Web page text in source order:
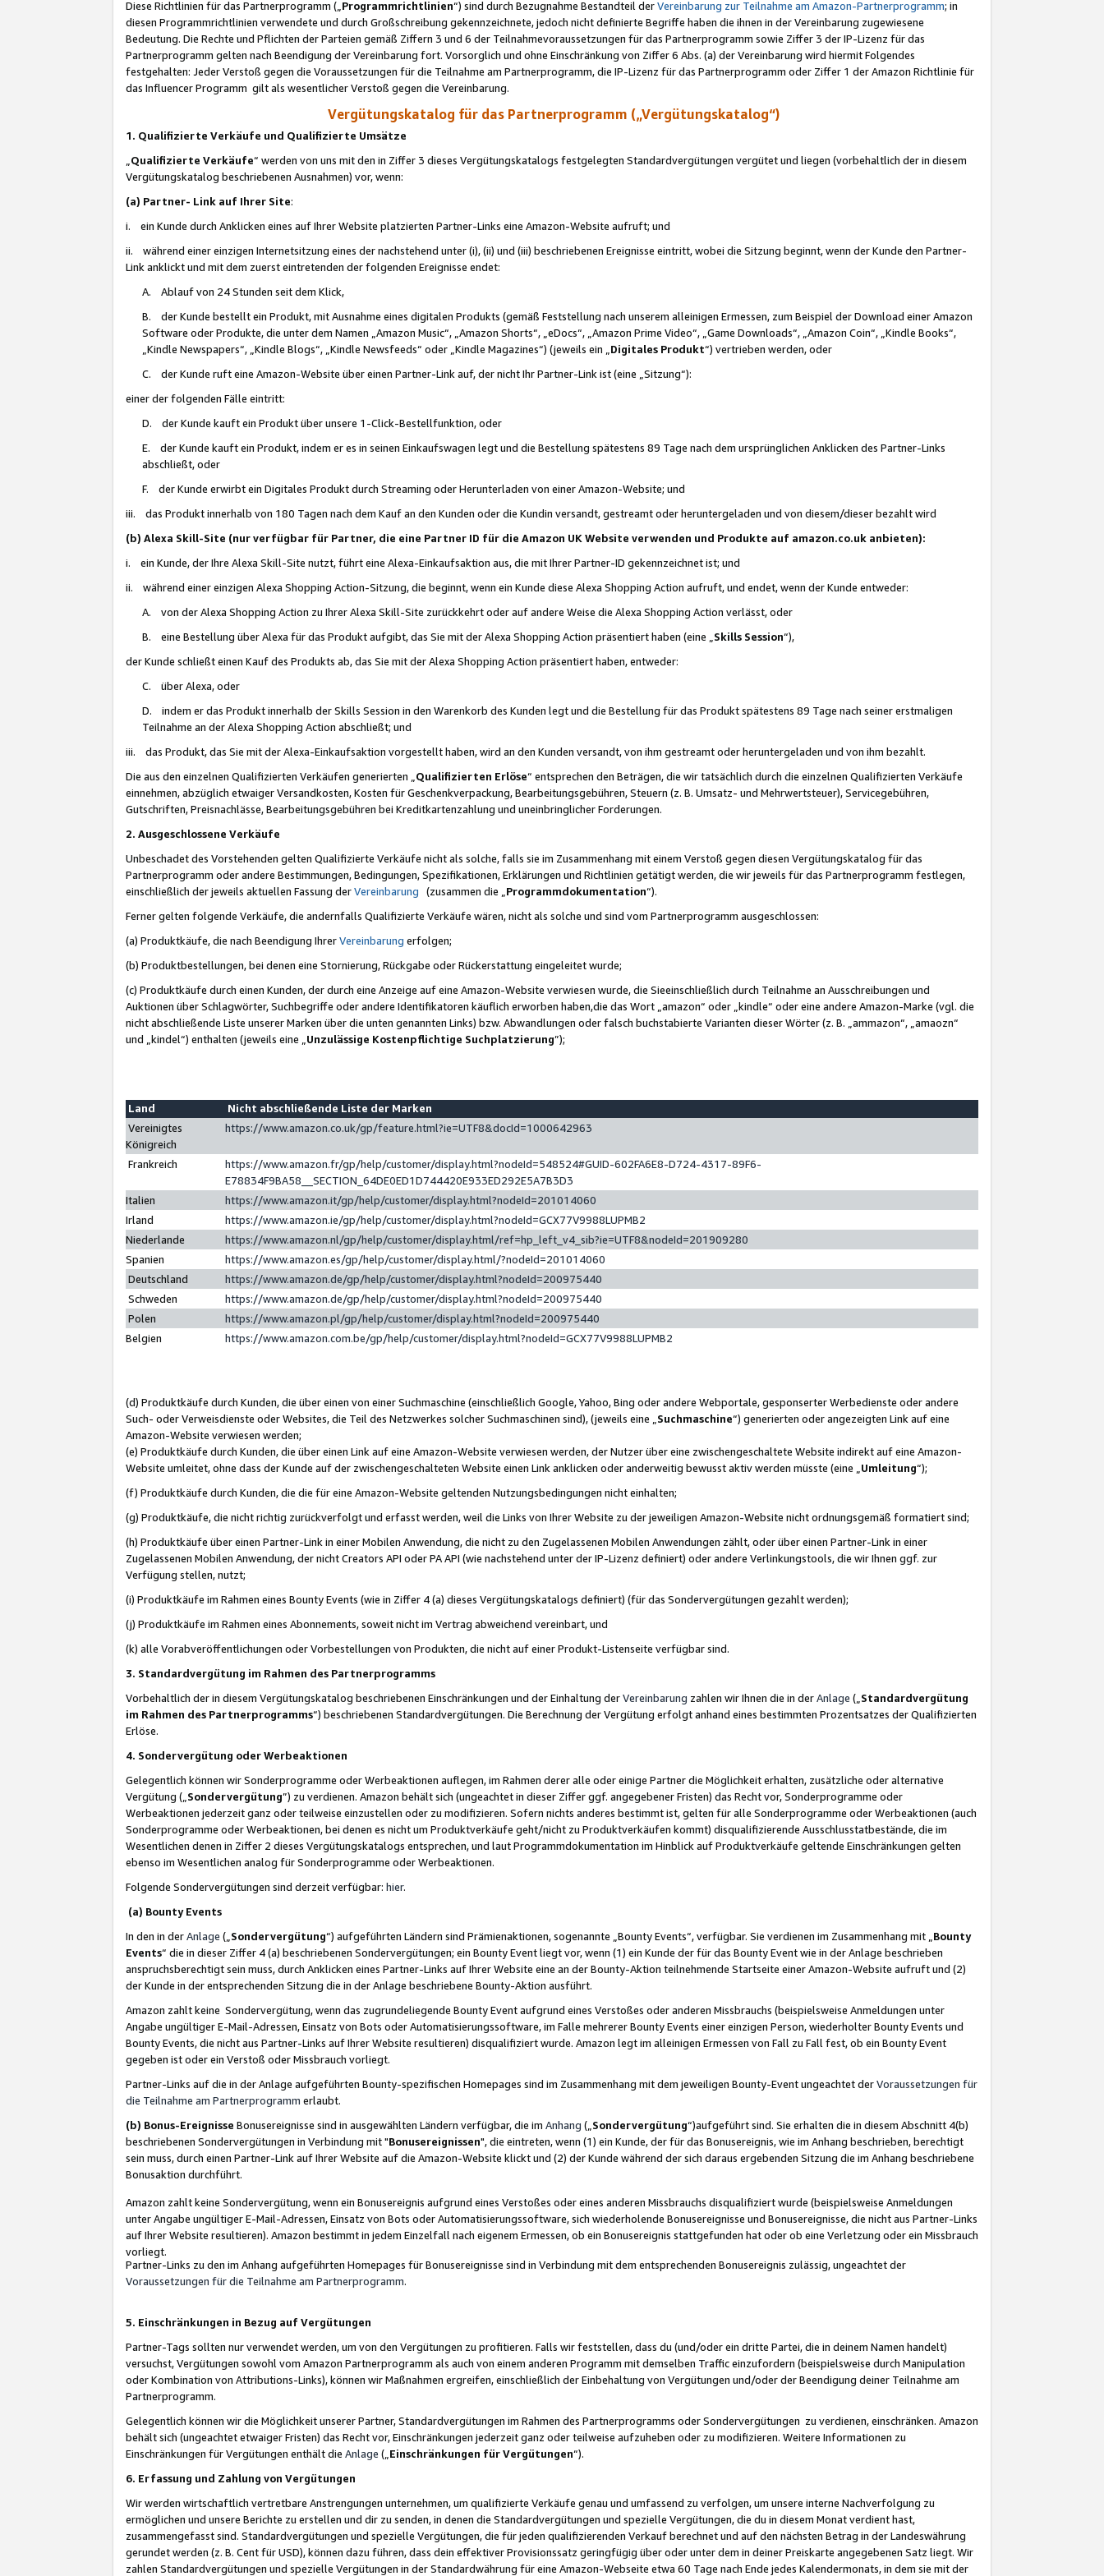
Diese Richtlinien für das Partnerprogramm („Programmrichtlinien“) sind durch Bezugnahme Bestandteil derVereinbarung zur Teilnahme am Amazon-Partnerprogramm; in
diesen Programmrichtlinien verwendete und durch Großschreibung gekennzeichnete, jedoch nicht definierte Begriffe haben die ihnen in der Vereinbarung zugewiesene
Bedeutung. Die Rechte und Pflichten der Parteien gemäß Ziffern 3 und 6 der Teilnahmevoraussetzungen für das Partnerprogramm sowie Ziffer 3 der IP-Lizenz für das
Partnerprogramm gelten nach Beendigung der Vereinbarung fort. Vorsorglich und ohne Einschränkung von Ziffer 6 Abs. (a) der Vereinbarung wird hiermit Folgendes
festgehalten: Jeder Verstoß gegen die Voraussetzungen für die Teilnahme am Partnerprogramm, die IP-Lizenz für das Partnerprogramm oder Ziffer 1 der Amazon Richtlinie für
das Influencer Programm gilt als wesentlicher Verstoß gegen die Vereinbarung.
Vergütungskatalog für das Partnerprogramm („Vergütungskatalog“)
1. Qualifizierte Verkäufe und Qualifizierte Umsätze
Qualifizierte Verkäufe“ werden von uns mit den in Ziffer 3 dieses Vergütungskatalogs festgelegten Standardvergütungen vergütet und liegen (vorbehaltlich der in diesem
Vergütungskatalog beschriebenen Ausnahmen) vor, wenn:
(a) Partner- Link auf Ihrer Site:
i. ein Kunde durch Anklicken eines auf Ihrer Website platzierten Partner-Links eine Amazon-Website aufruft; und
ii. während einer einzigen Internetsitzung eines der nachstehend unter (i), (ii) und (iii) beschriebenen Ereignisse eintritt, wobei die Sitzung beginnt, wenn der Kunde den Partner-
Link anklickt und mit dem zuerst eintretenden der folgenden Ereignisse endet:
A. Ablauf von 24 Stunden seit dem Klick,
B. der Kunde bestellt ein Produkt, mit Ausnahme eines digitalen Produkts (gemäß Feststellung nach unserem alleinigen Ermessen, zum Beispiel der Download einer Amazon
Software oder Produkte, die unter dem Namen „Amazon Music“, „Amazon Shorts“, „eDocs“, „Amazon Prime Video“, „Game Downloads“, „Amazon Coin“, „Kindle Books“,
„Kindle Newspapers“, „Kindle Blogs“, „Kindle Newsfeeds“ oder „Kindle Magazines“) (jeweils ein „ Digitales Produkt“) vertrieben werden, oder
C. der Kunde ruft eine Amazon-Website über einen Partner-Link auf, der nicht Ihr Partner-Link ist (eine „Sitzung“):
einer der folgenden Fälle eintritt:
D. der Kunde kauft ein Produkt über unsere 1-Click-Bestellfunktion, oder
E. der Kunde kauft ein Produkt, indem er es in seinen Einkaufswagen legt und die Bestellung spätestens 89 Tage nach dem ursprünglichen Anklicken des Partner-Links
abschließt, oder
F. der Kunde erwirbt ein Digitales Produkt durch Streaming oder Herunterladen von einer Amazon-Website; und
iii. das Produkt innerhalb von 180 Tagen nach dem Kauf an den Kunden oder die Kundin versandt, gestreamt oder heruntergeladen und von diesem/dieser bezahlt wird
(b) Alexa Skill-Site (nur verfügbar für Partner, die eine Partner ID für die Amazon UK Website verwenden und Produkte auf amazon.co.uk anbieten):
i. ein Kunde, der Ihre Alexa Skill-Site nutzt, führt eine Alexa-Einkaufsaktion aus, die mit Ihrer Partner-ID gekennzeichnet ist; und
ii. während einer einzigen Alexa Shopping Action-Sitzung, die beginnt, wenn ein Kunde diese Alexa Shopping Action aufruft, und endet, wenn der Kunde entweder:
A. von der Alexa Shopping Action zu Ihrer Alexa Skill-Site zurückkehrt oder auf andere Weise die Alexa Shopping Action verlässt, oder
B. eine Bestellung über Alexa für das Produkt aufgibt, das Sie mit der Alexa Shopping Action präsentiert haben (eine „ Skills Session“),
der Kunde schließt einen Kauf des Produkts ab, das Sie mit der Alexa Shopping Action präsentiert haben, entweder:
C. über Alexa, oder
D. indem er das Produkt innerhalb der Skills Session in den Warenkorb des Kunden legt und die Bestellung für das Produkt spätestens 89 Tage nach seiner erstmaligen
Teilnahme an der Alexa Shopping Action abschließt; und
iii. das Produkt, das Sie mit der Alexa-Einkaufsaktion vorgestellt haben, wird an den Kunden versandt, von ihm gestreamt oder heruntergeladen und von ihm bezahlt.
Die aus den einzelnen Qualifizierten Verkäufen generierten „ Qualifizierten Erlöse“ entsprechen den Beträgen, die wir tatsächlich durch die einzelnen Qualifizierten Verkäufe
einnehmen, abzüglich etwaiger Versandkosten, Kosten für Geschenkverpackung, Bearbeitungsgebühren, Steuern (z. B. Umsatz- und Mehrwertsteuer), Servicegebühren,
Gutschriften, Preisnachlässe, Bearbeitungsgebühren bei Kreditkartenzahlung und uneinbringlicher Forderungen.
2. Ausgeschlossene Verkäufe
Unbeschadet des Vorstehenden gelten Qualifizierte Verkäufe nicht als solche, falls sie im Zusammenhang mit einem Verstoß gegen diesen Vergütungskatalog für das
Partnerprogramm oder andere Bestimmungen, Bedingungen, Spezifikationen, Erklärungen und Richtlinien getätigt werden, die wir jeweils für das Partnerprogramm festlegen,
einschließlich der jeweils aktuellen Fassung derVereinbarung (zusammen die „ Programmdokumentation“).
Ferner gelten folgende Verkäufe, die andernfalls Qualifizierte Verkäufe wären, nicht als solche und sind vom Partnerprogramm ausgeschlossen:
(a) Produktkäufe, die nach Beendigung IhrerVereinbarung erfolgen;
(b) Produktbestellungen, bei denen eine Stornierung, Rückgabe oder Rückerstattung eingeleitet wurde;
(c) Produktkäufe durch einen Kunden, der durch eine Anzeige auf eine Amazon-Website verwiesen wurde, die Sieeinschließlich durch Teilnahme an Ausschreibungen und
Auktionen über Schlagwörter, Suchbegriffe oder andere Identifikatoren käuflich erworben haben,die das Wort „amazon“ oder „kindle“ oder eine andere Amazon-Marke (vgl. die
nicht abschließende Liste unserer Marken über die unten genannten Links) bzw. Abwandlungen oder falsch buchstabierte Varianten dieser Wörter (z. B. „ammazon“, „amaozn“
und „kindel“) enthalten (jeweils eine „ Unzulässige Kostenpflichtige Suchplatzierung”);
Land
Nicht abschließende Liste der Marken
Vereinigtes
Königreich
https://www.amazon.co.uk/gp/feature.html?ie=UTF8&docId=1000642963
Frankreich
https://www.amazon.fr/gp/help/customer/display.html?nodeId=548524#GUID-602FA6E8-D724-4317-89F6-
E78834F9BA58__SECTION_64DE0ED1D744420E933ED292E5A7B3D3
Italien
https://www.amazon.it/gp/help/customer/display.html?nodeId=201014060
Irland
https://www.amazon.ie/gp/help/customer/display.html?nodeId=GCX77V9988LUPMB2
Niederlande
https://www.amazon.nl/gp/help/customer/display.html/ref=hp_left_v4_sib?ie=UTF8&nodeId=201909280
Spanien
https://www.amazon.es/gp/help/customer/display.html/?nodeId=201014060
Deutschland
https://www.amazon.de/gp/help/customer/display.html?nodeId=200975440
Schweden
https://www.amazon.de/gp/help/customer/display.html?nodeId=200975440
Polen
https://www.amazon.pl/gp/help/customer/display.html?nodeId=200975440
Belgien
https://www.amazon.com.be/gp/help/customer/display.html?nodeId=GCX77V9988LUPMB2
(d) Produktkäufe durch Kunden, die über einen von einer Suchmaschine (einschließlich Google, Yahoo, Bing oder andere Webportale, gesponserter Werbedienste oder andere
Such- oder Verweisdienste oder Websites, die Teil des Netzwerkes solcher Suchmaschinen sind), (jeweils eine „ Suchmaschine“) generierten oder angezeigten Link auf eine
Amazon-Website verwiesen werden;
(e) Produktkäufe durch Kunden, die über einen Link auf eine Amazon-Website verwiesen werden, der Nutzer über eine zwischengeschaltete Website indirekt auf eine Amazon-
Website umleitet, ohne dass der Kunde auf der zwischengeschalteten Website einen Link anklicken oder anderweitig bewusst aktiv werden müsste (eine „ Umleitung“);
(f) Produktkäufe durch Kunden, die die für eine Amazon-Website geltenden Nutzungsbedingungen nicht einhalten;
(g) Produktkäufe, die nicht richtig zurückverfolgt und erfasst werden, weil die Links von Ihrer Website zu der jeweiligen Amazon-Website nicht ordnungsgemäß formatiert sind;
(h) Produktkäufe über einen Partner-Link in einer Mobilen Anwendung, die nicht zu den Zugelassenen Mobilen Anwendungen zählt, oder über einen Partner-Link in einer
Zugelassenen Mobilen Anwendung, der nicht Creators API oder PA API (wie nachstehend unter der IP-Lizenz definiert) oder andere Verlinkungstools, die wir Ihnen ggf. zur
Verfügung stellen, nutzt;
(i) Produktkäufe im Rahmen eines Bounty Events (wie in Ziffer 4 (a) dieses Vergütungskatalogs definiert) (für das Sondervergütungen gezahlt werden);
(j) Produktkäufe im Rahmen eines Abonnements, soweit nicht im Vertrag abweichend vereinbart, und
(k) alle Vorabveröffentlichungen oder Vorbestellungen von Produkten, die nicht auf einer Produkt-Listenseite verfügbar sind.
3. Standardvergütung im Rahmen des Partnerprogramms
Vorbehaltlich der in diesem Vergütungskatalog beschriebenen Einschränkungen und der Einhaltung derVereinbarung zahlen wir Ihnen die in derAnlage („ Standardvergütung
im Rahmen des Partnerprogramms“) beschriebenen Standardvergütungen. Die Berechnung der Vergütung erfolgt anhand eines bestimmten Prozentsatzes der Qualifizierten
Erlöse.
4. Sondervergütung oder Werbeaktionen
Gelegentlich können wir Sonderprogramme oder Werbeaktionen auflegen, im Rahmen derer alle oder einige Partner die Möglichkeit erhalten, zusätzliche oder alternative
Vergütung („ Sondervergütung”) zu verdienen. Amazon behält sich (ungeachtet in dieser Ziffer ggf. angegebener Fristen) das Recht vor, Sonderprogramme oder
Werbeaktionen jederzeit ganz oder teilweise einzustellen oder zu modifizieren. Sofern nichts anderes bestimmt ist, gelten für alle Sonderprogramme oder Werbeaktionen (auch
Sonderprogramme oder Werbeaktionen, bei denen es nicht um Produktverkäufe geht/nicht zu Produktverkäufen kommt) disqualifizierende Ausschlusstatbestände, die im
Wesentlichen denen in Ziffer 2 dieses Vergütungskatalogs entsprechen, und laut Programmdokumentation im Hinblick auf Produktverkäufe geltende Einschränkungen gelten
ebenso im Wesentlichen analog für Sonderprogramme oder Werbeaktionen.
Folgende Sondervergütungen sind derzeit verfügbar: hier.
(a) Bounty Events
In den in derAnlage („ Sondervergütung“) aufgeführten Ländern sind Prämienaktionen, sogenannte „Bounty Events“, verfügbar. Sie verdienen im Zusammenhang mit „ Bounty
Events“ die in dieser Ziffer 4 (a) beschriebenen Sondervergütungen; ein Bounty Event liegt vor, wenn (1) ein Kunde der für das Bounty Event wie in der Anlage beschrieben
anspruchsberechtigt sein muss, durch Anklicken eines Partner-Links auf Ihrer Website eine an der Bounty-Aktion teilnehmende Startseite einer Amazon-Website aufruft und (2)
der Kunde in der entsprechenden Sitzung die in der Anlage beschriebene Bounty-Aktion ausführt.
Amazon zahlt keine Sondervergütung, wenn das zugrundeliegende Bounty Event aufgrund eines Verstoßes oder anderen Missbrauchs (beispielsweise Anmeldungen unter
Angabe ungültiger E-Mail-Adressen, Einsatz von Bots oder Automatisierungssoftware, im Falle mehrerer Bounty Events einer einzigen Person, wiederholter Bounty Events und
Bounty Events, die nicht aus Partner-Links auf Ihrer Website resultieren) disqualifiziert wurde. Amazon legt im alleinigen Ermessen von Fall zu Fall fest, ob ein Bounty Event
gegeben ist oder ein Verstoß oder Missbrauch vorliegt.
Partner-Links auf die in der Anlage aufgeführten Bounty-spezifischen Homepages sind im Zusammenhang mit dem jeweiligen Bounty-Event ungeachtet derVoraussetzungen für
die Teilnahme am Partnerprogramm erlaubt.
(b) Bonus-Ereignisse Bonusereignisse sind in ausgewählten Ländern verfügbar, die im Anhang („ Sondervergütung“)aufgeführt sind. Sie erhalten die in diesem Abschnitt 4(b)
beschriebenen Sondervergütungen in Verbindung mit "Bonusereignissen", die eintreten, wenn (1) ein Kunde, der für das Bonusereignis, wie im Anhang beschrieben, berechtigt
sein muss, durch einen Partner-Link auf Ihrer Website auf die Amazon-Website klickt und (2) der Kunde während der sich daraus ergebenden Sitzung die im Anhang beschriebene
Bonusaktion durchführt.
Amazon zahlt keine Sondervergütung, wenn ein Bonusereignis aufgrund eines Verstoßes oder eines anderen Missbrauchs disqualifiziert wurde (beispielsweise Anmeldungen
unter Angabe ungültiger E-Mail-Adressen, Einsatz von Bots oder Automatisierungssoftware, sich wiederholende Bonusereignisse und Bonusereignisse, die nicht aus Partner-Links
auf Ihrer Website resultieren). Amazon bestimmt in jedem Einzelfall nach eigenem Ermessen, ob ein Bonusereignis stattgefunden hat oder ob eine Verletzung oder ein Missbrauch
vorliegt.
Partner-Links zu den im Anhang aufgeführten Homepages für Bonusereignisse sind in Verbindung mit dem entsprechenden Bonusereignis zulässig, ungeachtet der
Voraussetzungen für die Teilnahme am Partnerprogramm.
5. Einschränkungen in Bezug auf Vergütungen
Partner-Tags sollten nur verwendet werden, um von den Vergütungen zu profitieren. Falls wir feststellen, dass du (und/oder ein dritte Partei, die in deinem Namen handelt)
versuchst, Vergütungen sowohl vom Amazon Partnerprogramm als auch von einem anderen Programm mit demselben Traffic einzufordern (beispielsweise durch Manipulation
oder Kombination von Attributions-Links), können wir Maßnahmen ergreifen, einschließlich der Einbehaltung von Vergütungen und/oder der Beendigung deiner Teilnahme am
Partnerprogramm.
Gelegentlich können wir die Möglichkeit unserer Partner, Standardvergütungen im Rahmen des Partnerprogramms oder Sondervergütungen zu verdienen, einschränken. Amazon
behält sich (ungeachtet etwaiger Fristen) das Recht vor, Einschränkungen jederzeit ganz oder teilweise aufzuheben oder zu modifizieren. Weitere Informationen zu
Einschränkungen für Vergütungen enthält die Anlage („ Einschränkungen für Vergütungen“).
6. Erfassung und Zahlung von Vergütungen
Wir werden wirtschaftlich vertretbare Anstrengungen unternehmen, um qualifizierte Verkäufe genau und umfassend zu verfolgen, um unsere interne Nachverfolgung zu
ermöglichen und unsere Berichte zu erstellen und dir zu senden, in denen die Standardvergütungen und spezielle Vergütungen, die du in diesem Monat verdient hast,
zusammengefasst sind. Standardvergütungen und spezielle Vergütungen, die für jeden qualifizierenden Verkauf berechnet und auf den nächsten Betrag in der Landeswährung
gerundet werden (z. B. Cent für USD), können dazu führen, dass dein effektiver Provisionssatz geringfügig über oder unter dem in deiner Preiskarte angegebenen Satz liegt. Wir
zahlen Standardvergütungen und spezielle Vergütungen in der Standardwährung für eine Amazon-Webseite etwa 60 Tage nach Ende jedes Kalendermonats, in dem sie mit der